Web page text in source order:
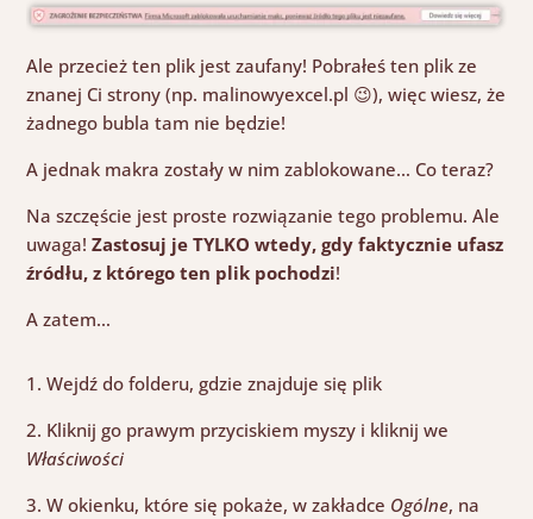
Ale przecież ten plik jest zaufany! Pobrałeś ten plik ze
znanej Ci strony (np. malinowyexcel.pl 😉), więc wiesz, że
żadnego bubla tam nie będzie!
A jednak makra zostały w nim zablokowane… Co teraz?
Na szczęście jest proste rozwiązanie tego problemu. Ale
uwaga!Zastosuj je TYLKO wtedy, gdy faktycznie ufasz
źródłu, z którego ten plik pochodzi!
A zatem…
1. Wejdź do folderu, gdzie znajduje się plik
2. Kliknij go prawym przyciskiem myszy i kliknij we
Właściwości
3. W okienku, które się pokaże, w zakładce Ogólne, na